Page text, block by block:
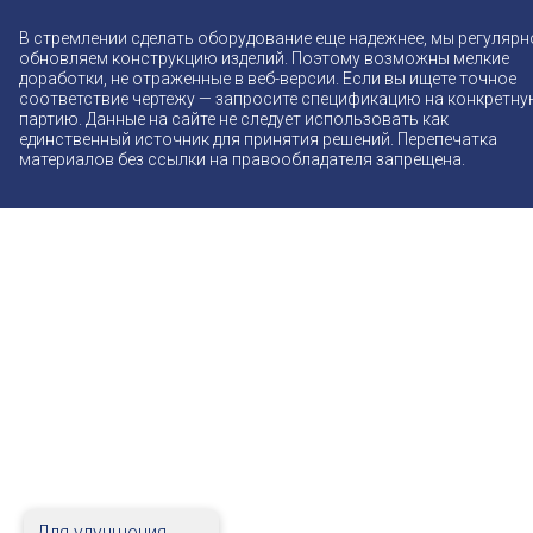
В стремлении сделать оборудование еще надежнее, мы
обновляем конструкцию изделий. Поэтому возможны мелкие
доработки, не отраженные в веб-версии. Если вы ищете точное
соответствие чертежу — запросите спецификацию на
партию. Данные на сайте не следует использовать как
единственный источник для принятия решений. Перепечатка
материалов без ссылки на правообладателя запрещена.